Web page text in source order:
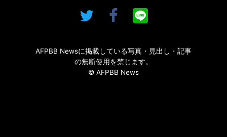
AFPBB Newsに掲載している写真・見出し・記事
の無断使用を禁じます。
© AFPBB News